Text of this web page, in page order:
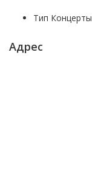
Тип Концерты
Адрес